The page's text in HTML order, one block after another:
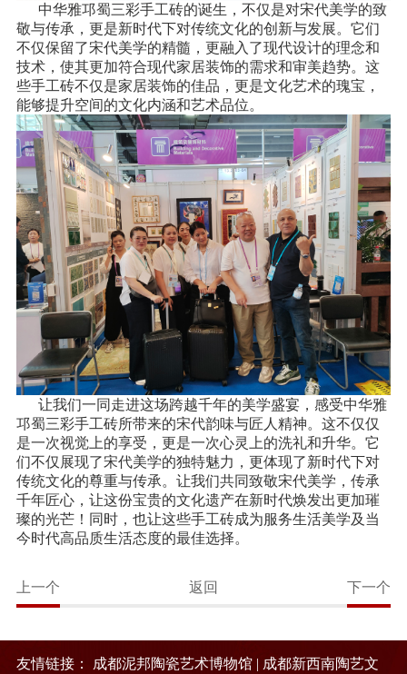
中华雅邛蜀三彩手工砖的诞生，不仅是对宋代美学的致
敬与传承，更是新时代下对传统文化的创新与发展。它们
不仅保留了宋代美学的精髓，更融入了现代设计的理念和
技术，使其更加符合现代家居装饰的需求和审美趋势。这
些手工砖不仅是家居装饰的佳品，更是文化艺术的瑰宝，
能够提升空间的文化内涵和艺术品位。
让我们一同走进这场跨越千年的美学盛宴，感受中华雅
邛蜀三彩手工砖所带来的宋代韵味与匠人精神。这不仅仅
是一次视觉上的享受，更是一次心灵上的洗礼和升华。它
们不仅展现了宋代美学的独特魅力，更体现了新时代下对
传统文化的尊重与传承。让我们共同致敬宋代美学，传承
千年匠心，让这份宝贵的文化遗产在新时代焕发出更加璀
璨的光芒！同时，也让这些手工砖成为服务生活美学及当
今时代高品质生活态度的最佳选择。
上一个 下一个
返回
友情链接： 成都泥邦陶瓷艺术博物馆| 成都新西南陶艺文